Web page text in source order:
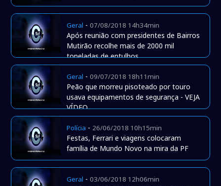
Geral -07/08/2018 14h34min
Após reunião com presidentes de Bairros
Mutirão recolhe mais de 2000 mil
toneladas de entulhos
Geral -09/07/2018 18h11min
Peão que morreu pisoteado por touro
usava equipamentos de segurança - VEJA
VÍDEO
Polícia - 26/06/2018 10h15min
Festas, Ferrari e viagens colocaram
família de Mundo Novo na mira da PF
Geral -03/06/2018 12h06min